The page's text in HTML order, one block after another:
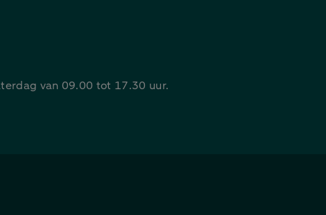
van 09.00 tot 17.30 uur.